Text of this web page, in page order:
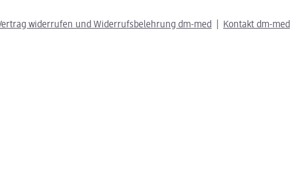
widerrufen und Widerrufsbelehrung dm-med Kontakt dm-med